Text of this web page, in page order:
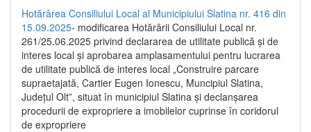
Hotărârea Consiliului Local al Municipiului Slatina nr. 416 din
15.09.2025- modificarea Hotărârii Consiliului Local nr.
261/25.06.2025 privind declararea de utilitate publică și de
interes local și aprobarea amplasamentului pentru lucrarea
de utilitate publică de interes local „Construire parcare
supraetajată, Cartier Eugen Ionescu, Muncipiul Slatina,
Județul Olt”, situat în municipiul Slatina și declanșarea
procedurii de expropriere a imobilelor cuprinse în coridorul
de expropriere